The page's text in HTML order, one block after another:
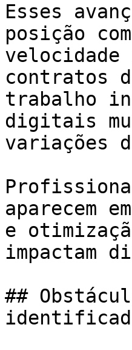
Esses
posição
contratos
trabalho
digitais
variações
aparecem
e
impactam
##